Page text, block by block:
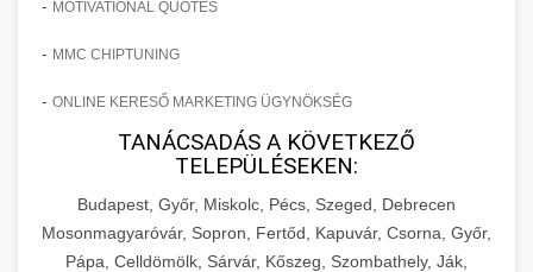
- MOTIVATIONAL QUOTES
- MMC CHIPTUNING
- ONLINE KERESŐ MARKETING ÜGYNÖKSÉG
TANÁCSADÁS A KÖVETKEZŐ
TELEPÜLÉSEKEN:
Budapest, Győr, Miskolc, Pécs, Szeged, Debrecen
Mosonmagyaróvár, Sopron, Fertőd, Kapuvár, Csorna, Győr,
Pápa, Celldömölk, Sárvár, Kőszeg, Szombathely, Ják,